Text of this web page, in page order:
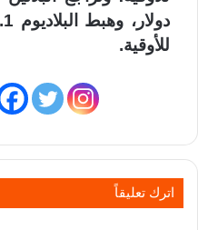
للأوقية.
اترك تعليقاً